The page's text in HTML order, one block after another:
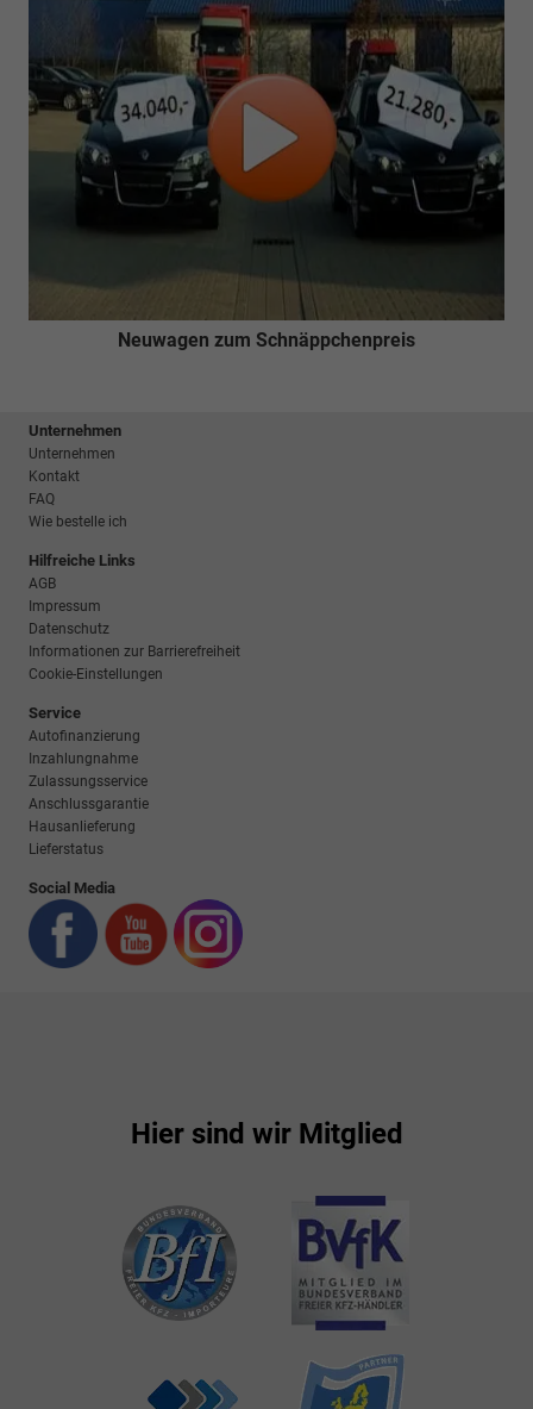
Neuwagen zum Schnäppchenpreis
Unternehmen
Unternehmen
Kontakt
FAQ
Wie bestelle ich
Hilfreiche Links
AGB
Impressum
Datenschutz
Informationen zur Barrierefreiheit
Cookie-Einstellungen
Service
Autofinanzierung
Inzahlungnahme
Zulassungsservice
Anschlussgarantie
Hausanlieferung
Lieferstatus
Social Media
Hier sind wir Mitglied